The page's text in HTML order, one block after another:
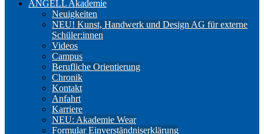
ANGELL Akademie
Neuigkeiten
NEU! Kunst, Handwerk und Design AG für externe
Schüler:innen
Videos
Campus
Berufliche Orientierung
Chronik
Kontakt
Anfahrt
Karriere
NEU: Akademie Wear
Formular Einverständniserklärung